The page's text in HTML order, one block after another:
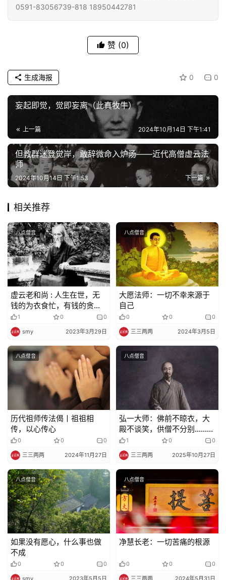
菩
公
益
善
佛
教
人
寺
院
巡
礼
视
频
纪
录
佛
艺
政
策
法
免
责
声
明
登录 注册
0591-83056739-818 18950442781
赞 (0)
0 0
生成海报
妄起即觉，觉即妄离（此真牧牛）
上一篇 2024年10月14日 下午1:41
但教群迷登觉岸，敢辞微命入炉汤——近代高僧虚云法
师
下一篇
2024年10月14日 下午1:53
相关推荐
八点僧音
虚云老和尚 : 人生在世，无
钱的为衣食忙，有钱的贪婪
色欲不得出离
1 0 0
smy 2023年3月29日
八点僧音
大愿法师：一切不幸来源于
自己
0 0 0
三三两两 2024年3月5日
八点僧音
历代祖师传法偈丨祖祖相
传，以心传心
0 0 0
三三两两 2024年11月27日
八点僧音
弘一大师：佛前不晾衣，大
殿不谈笑，供僧不分别……做
到这些，才称得上恭敬三宝
1 0 0
三三两两 2025年10月27日
八点僧音
如果没有愿心，什么事也做
不成
0 0 0
smy 2023年5月5日
八点僧音
净慧长老：一切苦痛的根源
0 0 0
三三两两 2024年5月31日